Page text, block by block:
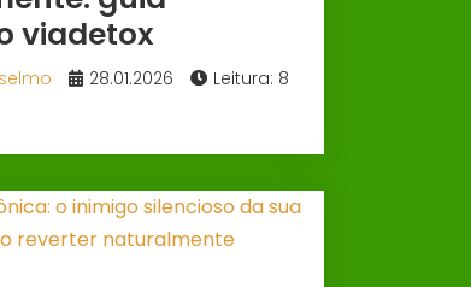
viadetox
28.01.2026
Leitura: 8